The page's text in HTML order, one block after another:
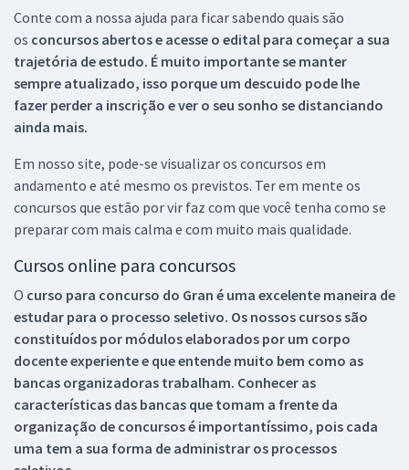
Conte com a nossa ajuda para ficar sabendo quais são
os concursos abertos e acesse o edital para começar a sua
trajetória de estudo. É muito importante se manter
sempre atualizado, isso porque um descuido pode lhe
fazer perder a inscrição e ver o seu sonho se distanciando
ainda mais.
Em nosso site, pode-se visualizar os concursos em
andamento e até mesmo os previstos. Ter em mente os
concursos que estão por vir faz com que você tenha como se
preparar com mais calma e com muito mais qualidade.
Cursos online para concursos
O curso para concurso do Gran é uma excelente maneira de
estudar para o processo seletivo. Os nossos cursos são
constituídos por módulos elaborados por um corpo
docente experiente e que entende muito bem como as
bancas organizadoras trabalham. Conhecer as
características das bancas que tomam a frente da
organização de concursos é importantíssimo, pois cada
uma tem a sua forma de administrar os processos